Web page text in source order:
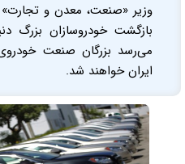
بازگشت خودروسازان بزرگ
می‌رسد بزرگان صنعت
ایران خواهند شد.